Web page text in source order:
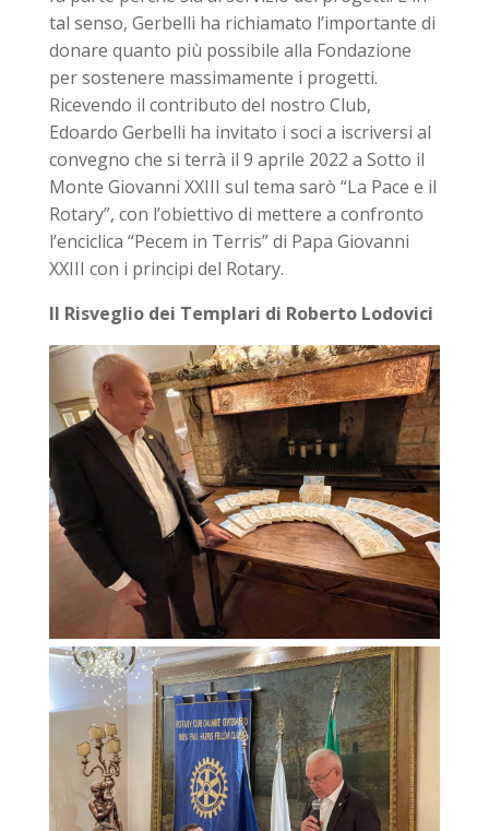
tal senso, Gerbelli ha richiamato l’importante di
donare quanto più possibile alla Fondazione
per sostenere massimamente i progetti.
Ricevendo il contributo del nostro Club,
Edoardo Gerbelli ha invitato i soci a iscriversi al
convegno che si terrà il 9 aprile 2022 a Sotto il
Monte Giovanni XXIII sul tema sarò “La Pace e il
Rotary”, con l’obiettivo di mettere a confronto
l’enciclica “Pecem in Terris” di Papa Giovanni
XXIII con i principi del Rotary.
Il Risveglio dei Templari di Roberto Lodovici